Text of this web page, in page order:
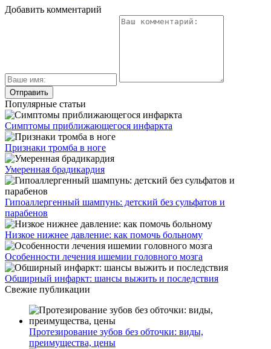
Добавить комментарий
Популярные статьи
Симптомы приближающегося инфаркта
Признаки тромба в ноге
Умеренная брадикардия
Гипоаллергенный шампунь: детский без сульфатов и
парабенов
Низкое нижнее давление: как помочь больному
Особенности лечения ишемии головного мозга
Обширный инфаркт: шансы выжить и последствия
Свежие публикации
Протезирование зубов без обточки: виды,
преимущества, цены